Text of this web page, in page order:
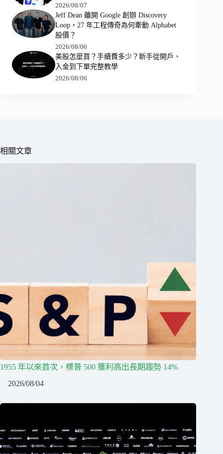
2026/08/07
Jeff Dean 離開 Google 創辦 Discovery
Loop，27 年工程傳奇為何牽動 Alphabet
股價？
2026/08/06
美股怎麼買？手續費多少？新手從開戶、
入金到下單完整教學
2026/08/06
相關文章
1955 年以來首次，標普 500 獲利高出長期趨勢 14%
2026/08/04